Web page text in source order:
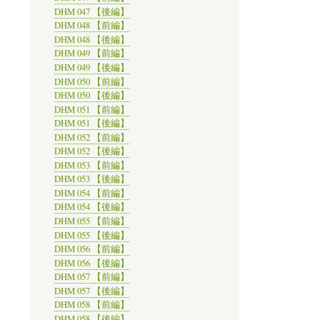
DHM 047 【後編】
DHM 048 【前編】
DHM 048 【後編】
DHM 049 【前編】
DHM 049 【後編】
DHM 050 【前編】
DHM 050 【後編】
DHM 051 【前編】
DHM 051 【後編】
DHM 052 【前編】
DHM 052 【後編】
DHM 053 【前編】
DHM 053 【後編】
DHM 054 【前編】
DHM 054 【後編】
DHM 055 【前編】
DHM 055 【後編】
DHM 056 【前編】
DHM 056 【後編】
DHM 057 【前編】
DHM 057 【後編】
DHM 058 【前編】